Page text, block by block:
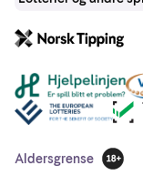
Andre lenker
Aldersgrense
18 år